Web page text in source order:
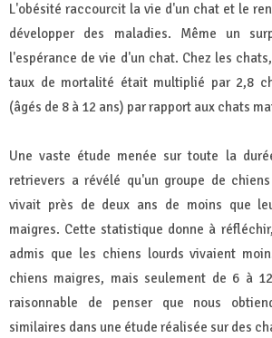
L'obésité raccourcit la vie d'un chat et le
développer des maladies. Même un
l'espérance de vie d'un chat. Chez les
taux de mortalité était multiplié par 2,8
(âgés de 8 à 12 ans) par rapport aux chats
Une vaste étude menée sur toute la
retrievers a révélé qu'un groupe de
vivait près de deux ans de moins que
maigres. Cette statistique donne à
admis que les chiens lourds vivaient
chiens maigres, mais seulement de 6 à
raisonnable de penser que nous
similaires dans une étude réalisée sur des